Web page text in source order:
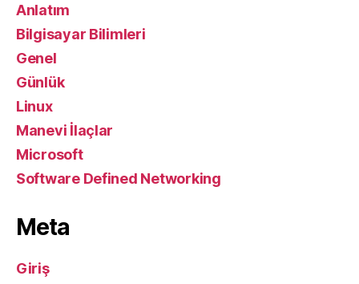
Anlatım
Bilgisayar Bilimleri
Genel
Günlük
Linux
Manevi İlaçlar
Microsoft
Software Defined Networking
Meta
Giriş